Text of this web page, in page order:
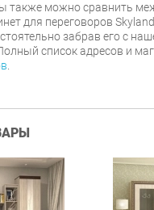
также можно сравнить
для переговоров
забрав его с
список адресов и
.